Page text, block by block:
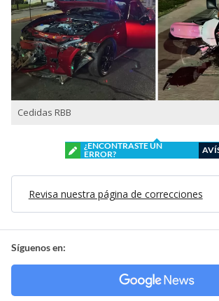
Cedidas RBB
¿ENCONTRASTE UN
ERROR?
Revisa nuestra página de correcciones
Síguenos en: